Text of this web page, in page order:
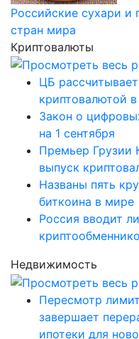
Российские сухари и
стран мира
Криптовалюты
ЦБ
криптовалютой
Закон о
на 1 сентября
Премьер Грузии
выпуск
Названы пять
биткоина в мире
Россия вводит
Недвижимость
Пересмотр
завершает
ипотеки для